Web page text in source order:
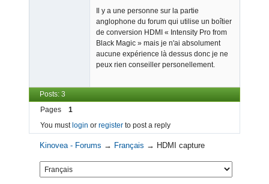
Il y a une personne sur la partie
anglophone du forum qui utilise un boîtier
de conversion HDMI « Intensity Pro from
Black Magic » mais je n'ai absolument
aucune expérience là dessus donc je ne
peux rien conseiller personellement.
Posts: 3
Pages
1
You must login or register to post a reply
Kinovea - Forums → Français → HDMI capture